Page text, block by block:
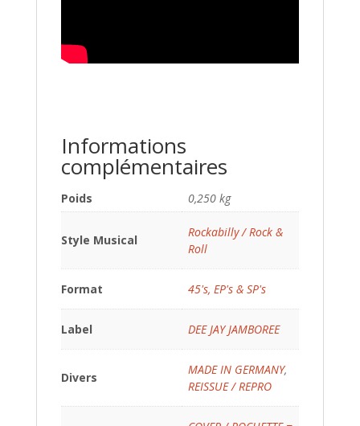
Informations
complémentaires
Poids 0,250 kg
Style Musical
Rockabilly / Rock &
Roll
Format 45's, EP's & SP's
Label DEE JAY JAMBOREE
Divers
MADE IN GERMANY,
REISSUE / REPRO